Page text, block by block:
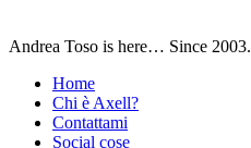
Andrea Toso is here… Since 2003.
Home
Chi è Axell?
Contattami
Social cose